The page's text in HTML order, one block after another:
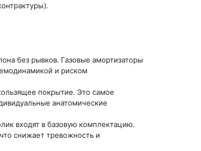
без рывков. Газовые амортизаторы
и риском
покрытие. Это самое
анатомические
входят в базовую комплектацию.
снижает тревожность и